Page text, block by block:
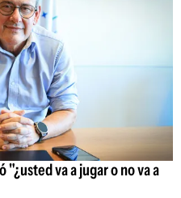
va a jugar o no va a